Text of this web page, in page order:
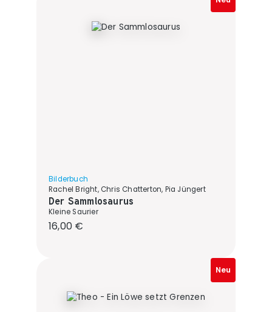
Bilderbuch
Rachel Bright, Chris Chatterton, Pia Jüngert
Der Sammlosaurus
Kleine Saurier
Regulärer Preis:
16,00 €
Neu